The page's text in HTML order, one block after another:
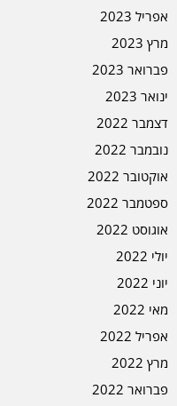
אפריל 2023
מרץ 2023
פברואר 2023
ינואר 2023
דצמבר 2022
נובמבר 2022
אוקטובר 2022
ספטמבר 2022
אוגוסט 2022
יולי 2022
יוני 2022
מאי 2022
אפריל 2022
מרץ 2022
פברואר 2022